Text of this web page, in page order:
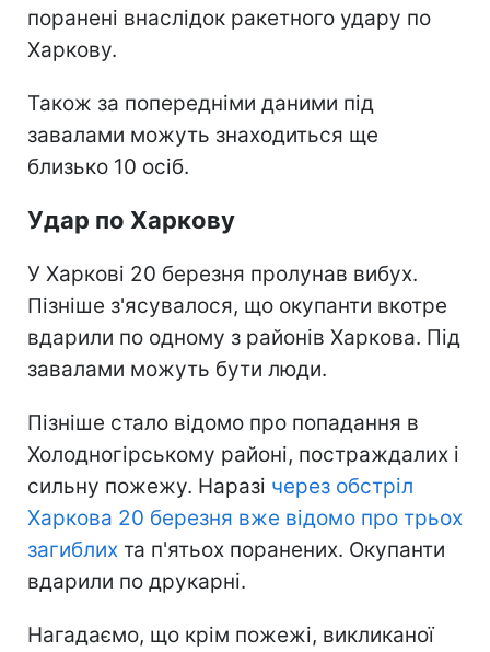
поранені внаслідок ракетного удару по
Харкову.
Також за попередніми даними під
завалами можуть знаходиться ще
близько 10 осіб.
Удар по Харкову
У Харкові 20 березня пролунав вибух.
Пізніше з'ясувалося, що окупанти вкотре
вдарили по одному з районів Харкова. Під
завалами можуть бути люди.
Пізніше стало відомо про попадання в
Холодногірському районі, постраждалих і
сильну пожежу. Наразі через обстріл
Харкова 20 березня вже відомо про трьох
загиблих та п'ятьох поранених. Окупанти
вдарили по друкарні.
Нагадаємо, що крім пожежі, викликаної